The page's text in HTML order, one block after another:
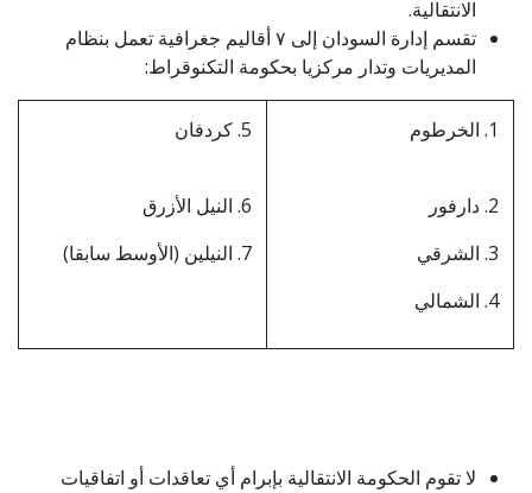
الانتقالية.
تقسم إدارة السودان إلى ٧ أقاليم جغرافية تعمل بنظام
المديريات وتدار مركزيا بحكومة التكنوقراط:
1. الخرطوم
2. دارفور
3. الشرقي
4. الشمالي
5. كردفان
6. النيل الأزرق
7. النيلين (الأوسط سابقا)
لا تقوم الحكومة الانتقالية بإبرام أي تعاقدات أو اتفاقيات